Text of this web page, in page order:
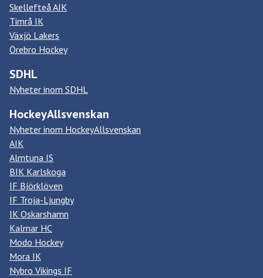
Skellefteå AIK
Timrå IK
Växjö Lakers
Örebro Hockey
SDHL
Nyheter inom SDHL
HockeyAllsvenskan
Nyheter inom HockeyAllsvenskan
AIK
Almtuna IS
BIK Karlskoga
IF Björklöven
IF Troja-Ljungby
IK Oskarshamn
Kalmar HC
Modo Hockey
Mora IK
Nybro Vikings IF